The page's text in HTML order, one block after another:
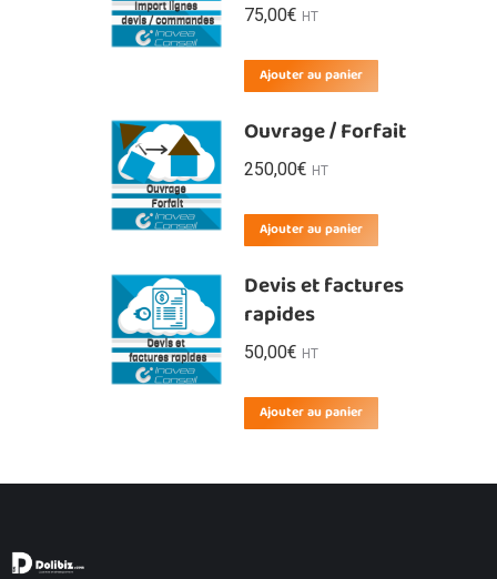
75,00€ HT
Ajouter au panier
Ouvrage / Forfait
250,00€ HT
Ajouter au panier
Devis et factures
rapides
50,00€ HT
Ajouter au panier